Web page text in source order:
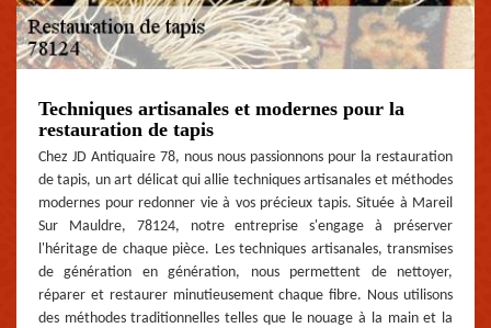
Techniques artisanales et modernes pour la
restauration de tapis
Chez JD Antiquaire 78, nous nous passionnons pour la restauration
de tapis, un art délicat qui allie techniques artisanales et méthodes
modernes pour redonner vie à vos précieux tapis. Située à Mareil
Sur Mauldre, 78124, notre entreprise s'engage à préserver
l'héritage de chaque pièce. Les techniques artisanales, transmises
de génération en génération, nous permettent de nettoyer,
réparer et restaurer minutieusement chaque fibre. Nous utilisons
des méthodes traditionnelles telles que le nouage à la main et la